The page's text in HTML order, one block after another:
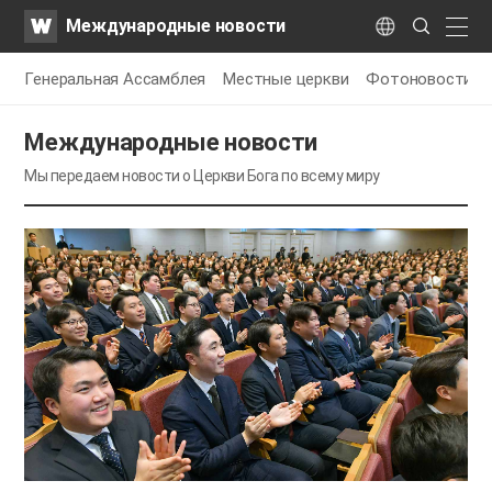
WATVМеждународные новости Language
Search
Submit
Генеральная Ассамблея Местные церкви Фотоновости
Международные новости
Мы передаем новости о Церкви Бога по всему миру